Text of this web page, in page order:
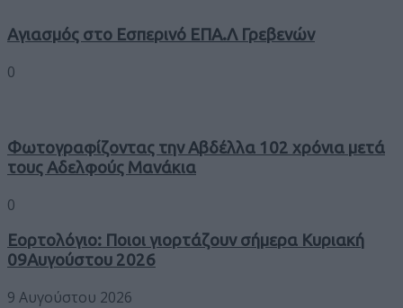
Αγιασμός στο Εσπερινό ΕΠΑ.Λ Γρεβενών
0
Φωτογραφίζοντας την Αβδέλλα 102 χρόνια μετά
τους Αδελφούς Μανάκια
0
Εορτολόγιο: Ποιοι γιορτάζουν σήμερα Κυριακή
09Αυγούστου 2026
9 Αυγούστου 2026